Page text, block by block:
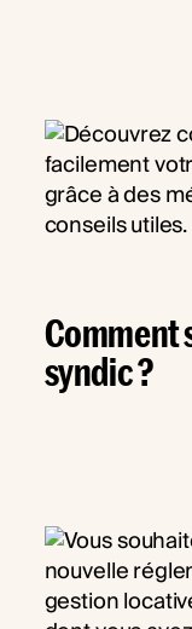
Comment
syndic ?